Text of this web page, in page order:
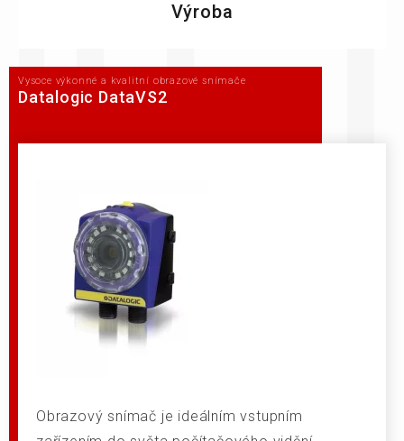
Výroba
Vysoce výkonné a kvalitní obrazové snímače
Datalogic DataVS2
Obrazový snímač je ideálním vstupním